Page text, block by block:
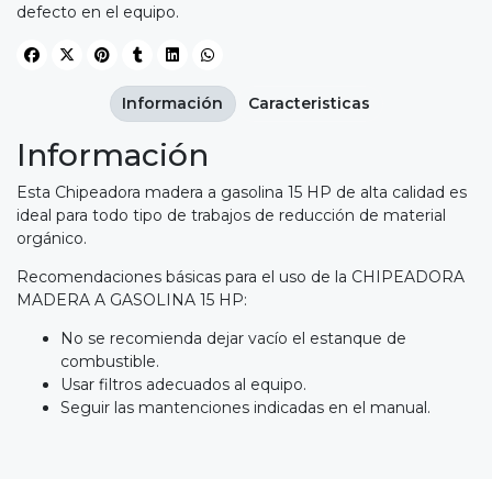
defecto en el equipo.
Información
Esta Chipeadora madera a gasolina 15 HP de alta calidad es
ideal para todo tipo de trabajos de reducción de material
orgánico.
Recomendaciones básicas para el uso de la CHIPEADORA
MADERA A GASOLINA 15 HP:
No se recomienda dejar vacío el estanque de
combustible.
Usar filtros adecuados al equipo.
Seguir las mantenciones indicadas en el manual.
Información Caracteristicas